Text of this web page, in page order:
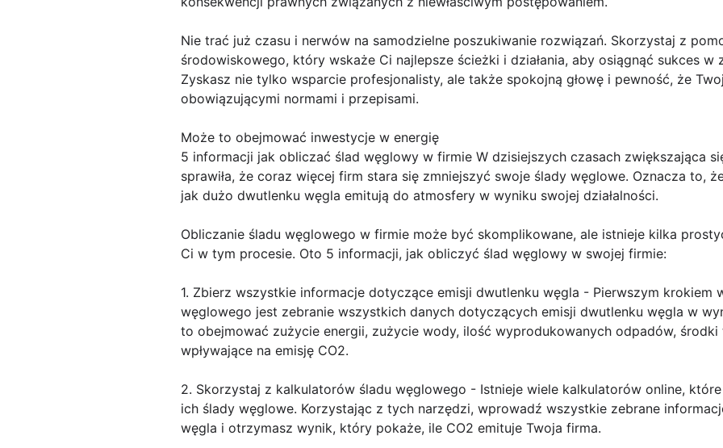
Nie trać już czasu i nerwów na samodzielne poszukiwanie rozwiązań. Skorzystaj z
środowiskowego, który wskaże Ci najlepsze ścieżki i działania, aby osiągnąć sukces w
Zyskasz nie tylko wsparcie profesjonalisty, ale także spokojną głowę i pewność, że
obowiązującymi normami i przepisami.
Może to obejmować inwestycje w energię
5 informacji jak obliczać ślad węglowy w firmie W dzisiejszych czasach zwiększająca
sprawiła, że coraz więcej firm stara się zmniejszyć swoje ślady węglowe. Oznacza to,
jak dużo dwutlenku węgla emitują do atmosfery w wyniku swojej działalności.
Obliczanie śladu węglowego w firmie może być skomplikowane, ale istnieje kilka
Ci w tym procesie. Oto 5 informacji, jak obliczyć ślad węglowy w swojej firmie:
1. Zbierz wszystkie informacje dotyczące emisji dwutlenku węgla - Pierwszym krokiem
węglowego jest zebranie wszystkich danych dotyczących emisji dwutlenku węgla w
to obejmować zużycie energii, zużycie wody, ilość wyprodukowanych odpadów,
wpływające na emisję CO2.
2. Skorzystaj z kalkulatorów śladu węglowego - Istnieje wiele kalkulatorów online,
ich ślady węglowe. Korzystając z tych narzędzi, wprowadź wszystkie zebrane
węgla i otrzymasz wynik, który pokaże, ile CO2 emituje Twoja firma.